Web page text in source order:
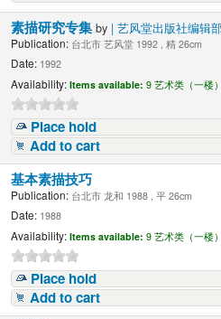
素描研究专集by | 艺风堂出版社编辑
Publication: 台北市 艺风堂 1992 , 精 26cm
Date: 1992
Availability: Items available: 9 艺术类（一楼
Place hold
Add to cart
基本素描技巧
Publication: 台北市 龙和 1988 , 平 26cm
Date: 1988
Availability: Items available: 9 艺术类（一楼
Place hold
Add to cart